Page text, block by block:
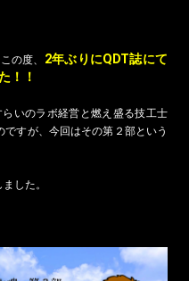
の度、 2年ぶりにQDT誌にて
！！
いのラボ経営と燃え盛る技工士
すが、今回はその第２部という
した。